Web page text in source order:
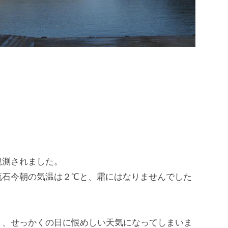
されました。
今朝の気温は２℃と、霜にはなりませんでした
せっかくの日に恨めしい天気になってしまいま